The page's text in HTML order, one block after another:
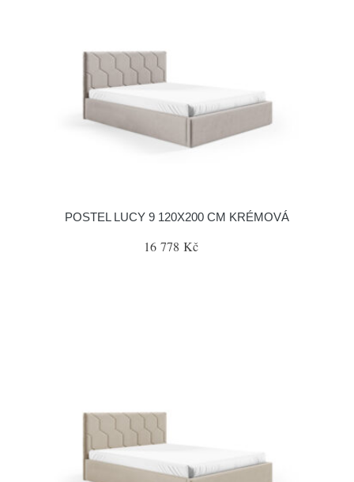
POSTEL LUCY 9 120X200 CM KRÉMOVÁ
16 778 Kč